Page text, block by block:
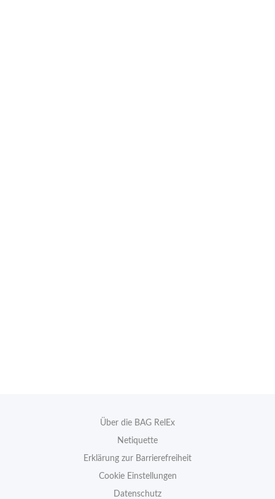
Über die BAG RelEx
Netiquette
Erklärung zur Barrierefreiheit
Cookie Einstellungen
Datenschutz